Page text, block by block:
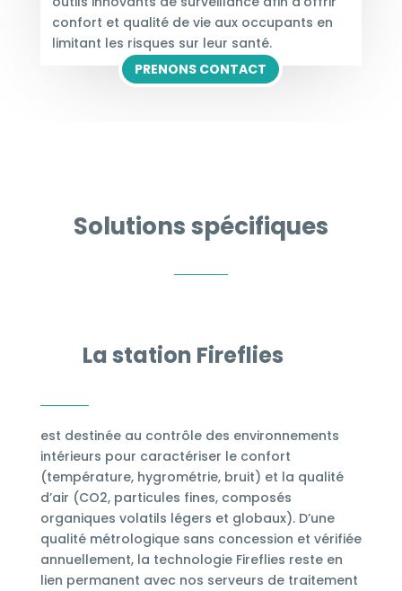
confort et qualité de vie aux occupants en
limitant les risques sur leur santé.
PRENONS CONTACT
Solutions spécifiques
La station Fireflies
est destinée au contrôle des environnements
intérieurs pour caractériser le confort
(température, hygrométrie, bruit) et la qualité
d’air (CO2, particules fines, composés
organiques volatils légers et globaux). D’une
qualité métrologique sans concession et vérifiée
annuellement, la technologie Fireflies reste en
lien permanent avec nos serveurs de traitement